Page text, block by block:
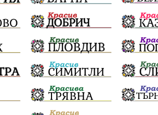
Бюджет2026 Плевенско Концерти
Традиции Избори
Разследване спорт ГДБОП
Финансиране Купуване на гласове
библиотека „Христо Смирненски“